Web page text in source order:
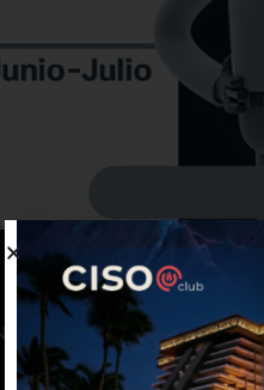
Group, Cisco y CISO Club